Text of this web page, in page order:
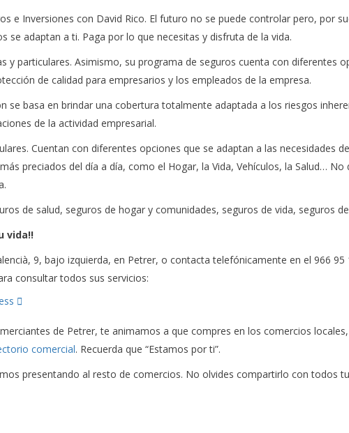
e Inversiones con David Rico. El futuro no se puede controlar pero, por
se adaptan a ti. Paga por lo que necesitas y disfruta de la vida.
y particulares. Asimismo, su programa de seguros cuenta con diferentes
de calidad para empresarios y los empleados de la empresa.
se basa en brindar una cobertura totalmente adaptada a los riesgos
de la actividad empresarial.
Cuentan con diferentes opciones que se adaptan a las necesidades
preciados del día a día, como el Hogar, la Vida, Vehículos, la Salud…
de salud, seguros de hogar y comunidades, seguros de vida, seguros
vida!!
9, bajo izquierda, en Petrer, o contacta telefónicamente en el 966
consultar todos sus servicios:
de Petrer, te animamos a que compres en los comercios
comercial. Recuerda que “Estamos por ti”.
presentando al resto de comercios. No olvides compartirlo con todos